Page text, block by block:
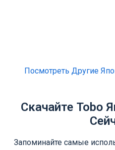
Посмотреть Другие
Скачайте Tobo
Запоминайте самые